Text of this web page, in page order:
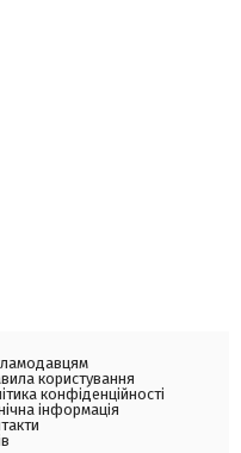
користування
конфіденційності
інформація